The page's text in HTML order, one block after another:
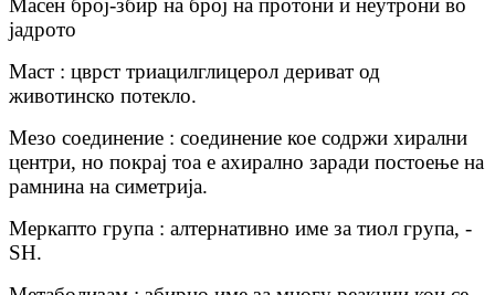
Масен број-збир на број на протони и неутрони во
јадрото
Маст : цврст триацилглицерол дериват од
животинско потекло.
Мезо соединение : соединение кое содржи хирални
центри, но покрај тоа е ахирално заради постоење на
рамнина на симетрија.
Меркапто група : алтернативно име за тиол група, -
SH.